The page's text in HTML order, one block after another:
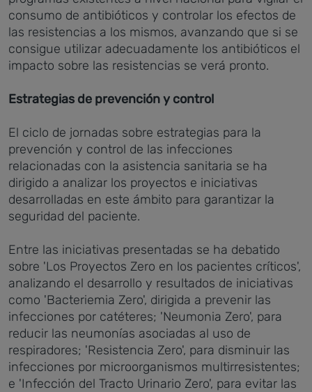
consumo de antibióticos y controlar los efectos de
las resistencias a los mismos, avanzando que si se
consigue utilizar adecuadamente los antibióticos el
impacto sobre las resistencias se verá pronto.
Estrategias de prevención y control
El ciclo de jornadas sobre estrategias para la
prevención y control de las infecciones
relacionadas con la asistencia sanitaria se ha
dirigido a analizar los proyectos e iniciativas
desarrolladas en este ámbito para garantizar la
seguridad del paciente.
Entre las iniciativas presentadas se ha debatido
sobre 'Los Proyectos Zero en los pacientes críticos',
analizando el desarrollo y resultados de iniciativas
como 'Bacteriemia Zero', dirigida a prevenir las
infecciones por catéteres; 'Neumonia Zero', para
reducir las neumonías asociadas al uso de
respiradores; 'Resistencia Zero', para disminuir las
infecciones por microorganismos multirresistentes;
e 'Infección del Tracto Urinario Zero', para evitar las